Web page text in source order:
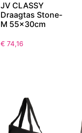
JV CLASSY
Draagtas Stone-
M 55x30cm
€ 74,16